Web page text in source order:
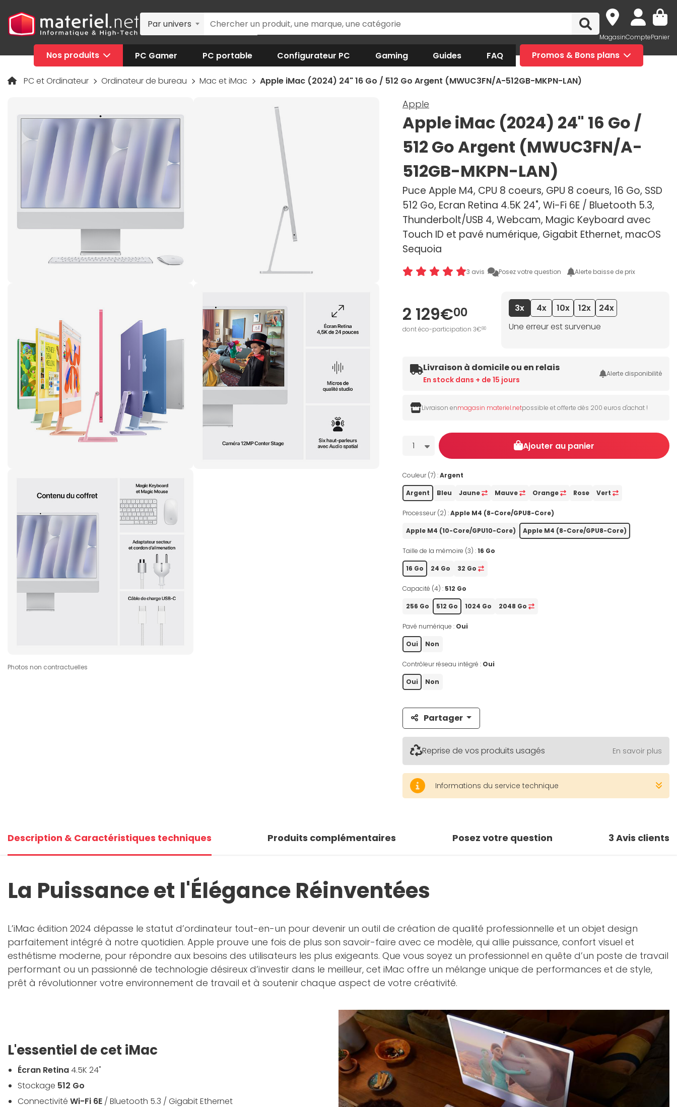
Par univers
MagasinComptePanier
Nos produits PC Gamer PC portable Configurateur PC Gaming Guides FAQ Promos & Bons plans
PC et Ordinateur Ordinateur de bureau Mac et iMac Apple iMac (2024) 24" 16 Go / 512 Go Argent (MWUC3FN/A-512GB-MKPN-LAN)
Photos non contractuelles
Apple
Apple iMac (2024) 24" 16 Go /
512 Go Argent (MWUC3FN/A-
512GB-MKPN-LAN)
Puce Apple M4, CPU 8 coeurs, GPU 8 coeurs, 16 Go, SSD
512 Go, Ecran Retina 4.5K 24", Wi-Fi 6E / Bluetooth 5.3,
Thunderbolt/USB 4, Webcam, Magic Keyboard avec
Touch ID et pavé numérique, Gigabit Ethernet, macOS
Sequoia
3 avis Posez votre question Alerte baisse de prix
2 129€00
dont éco-participation 3€80
3x 4x 10x 12x
24x
Une erreur est survenue
Livraison à domicile ou en relais
En stock dans + de 15 jours
Alerte disponibilité
Livraison enmagasin materiel.netpossible et offerte dès 200 euros d'achat !
Quantité
1 Ajouter au panier
Couleur (7) :Argent
Argent Bleu Jaune Mauve Orange Rose Vert
Processeur (2) :Apple M4 (8-Core/GPU8-Core)
Apple M4 (10-Core/GPU10-Core) Apple M4 (8-Core/GPU8-Core)
Taille de la mémoire (3) :16 Go
16 Go 24 Go 32 Go
Capacité (4) : 512 Go
256 Go 512 Go 1024 Go 2048 Go
Pavé numérique : Oui
Oui Non
Contrôleur réseau intégré : Oui
Oui Non
Partager
Reprise de vos produits usagés En savoir plus
Informations du service technique
Description & Caractéristiques techniques Produits complémentaires Posez votre question 3 Avis clients
La Puissance et l'Élégance Réinventées
L’iMac édition 2024 dépasse le statut d’ordinateur tout-en-un pour devenir un outil de création de qualité professionnelle et un objet design
parfaitement intégré à notre quotidien. Apple prouve une fois de plus son savoir-faire avec ce modèle, qui allie puissance, confort visuel et
esthétisme moderne, pour répondre aux besoins des utilisateurs les plus exigeants. Que vous soyez un professionnel en quête d’un poste de travail
performant ou un passionné de technologie désireux d’investir dans le meilleur, cet iMac offre un mélange unique de performances et de style,
prêt à révolutionner votre environnement de travail et à soutenir chaque aspect de votre créativité.
L'essentiel de cet iMac
Écran Retina4.5K 24"
Stockage 512 Go
Connectivité Wi-Fi 6E / Bluetooth 5.3 / Gigabit Ethernet